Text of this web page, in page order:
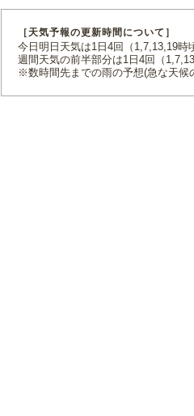
［天気予報の更新時間について］
今日明日天気は1日4回（1,7,13,19時
週間天気の前半部分は1日4回（
※数時間先までの雨の予想(急な天候